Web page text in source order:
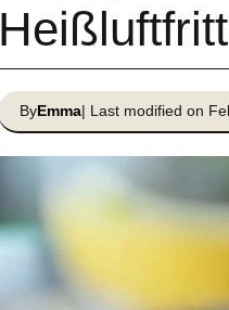
ByEmma| Last modified on